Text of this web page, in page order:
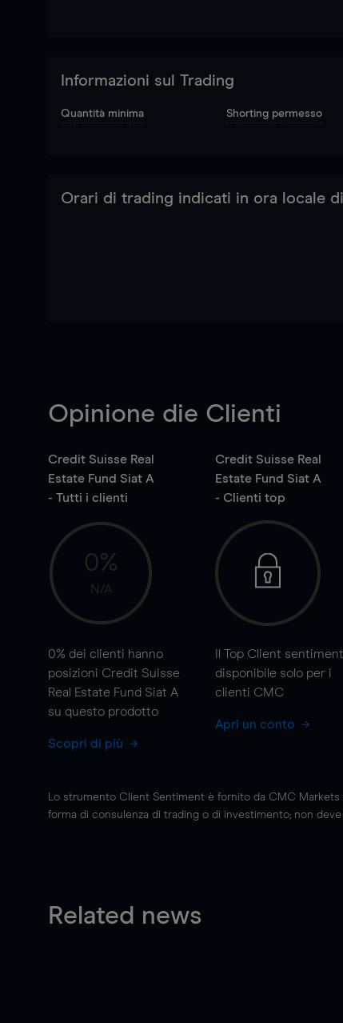
Informazioni sul Trading
Quantità minima Shorting permesso
Orari di trading indicati in ora locale di
Opinione die Clienti
Credit Suisse Real
Estate Fund Siat A
- Tutti i clienti
0%
N/A
0% dei clienti hanno
posizioni Credit Suisse
Real Estate Fund Siat A
su questo prodotto
Scopri di più
Credit Suisse Real
Estate Fund Siat A
- Clienti top
Il Top Client
disponibile solo per i
clienti CMC
Apri un conto
Lo strumento Client Sentiment è fornito da CMC
forma di consulenza di trading o di investimento; non
Related news